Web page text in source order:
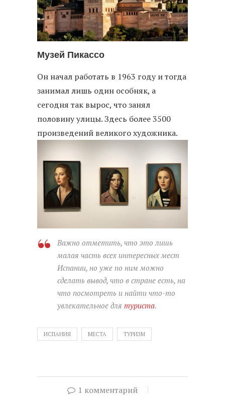
Музей Пикассо
Он начал работать в 1963 году и тогда
занимал лишь один особняк, а
сегодня так вырос, что занял
половину улицы. Здесь более 3500
произведений великого художника.
Важно отметить, что это лишь
малая часть всех интересных мест
Испании, но уже по ним можно
сделать вывод, что в стране есть, на
что посмотреть и найти что-то
увлекательное для туриста.
ИСПАНИЯ МЕСТА ТУРИЗМ
1 комментарий